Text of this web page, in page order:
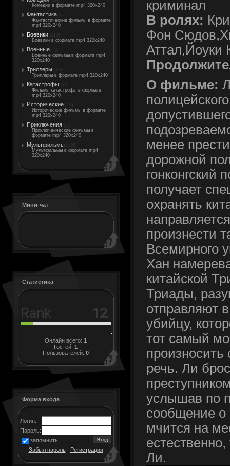
Комедии в формате mp4 320x240
Фантастика
Фантастические фильмы в формате
mp4 320x240
Боевики
Боевики в формате mp4 320x240
Военные
Военные фильмы в формате mp4
320x240
Триллеры
Триллеры в формате mp4 320x240
Катастрофы
Фильмы катастрофы в формате
mp4 320x240
Исторические
Исторические фильмы в формате
mp4 320x240
Приключения
Приключенческие фильмы в
формате mp4 320x240
Мультфильмы
Мультфильмы в формате mp4
320x240
Мини-чат
Статистика
Онлайн всего: 1
Гостей: 1
Пользователей: 0
Форма входа
Логин:
Пароль:
запомнить
Забыл пароль| Регистрация
криминал
В ролях:
Фон
Аттал,Йоуки
О фильме:
менее
дорожной
гонконгский
получает
охранять
произнести
Всемирного
Хан
китайской
Триады,
отправляют
убийцу,
тот самый
речь. Ли
услышав по
сообщение о
мчится на
Ли.